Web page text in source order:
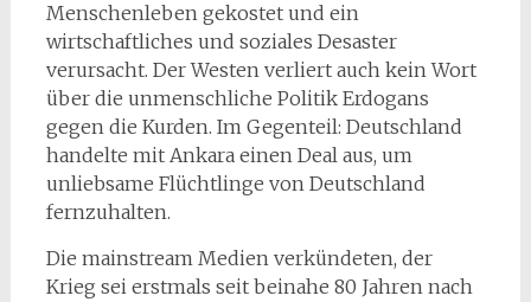
Menschenleben gekostet und ein
wirtschaftliches und soziales Desaster
verursacht. Der Westen verliert auch kein Wort
über die unmenschliche Politik Erdogans
gegen die Kurden. Im Gegenteil: Deutschland
handelte mit Ankara einen Deal aus, um
unliebsame Flüchtlinge von Deutschland
fernzuhalten.
Die mainstream Medien verkündeten, der
Krieg sei erstmals seit beinahe 80 Jahren nach